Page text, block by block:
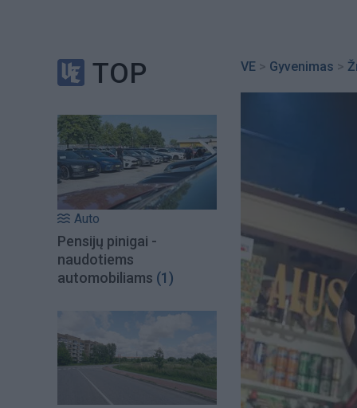
TOP
Auto
Pensijų pinigai -
naudotiems
automobiliams (1)
VE > Gyvenimas >